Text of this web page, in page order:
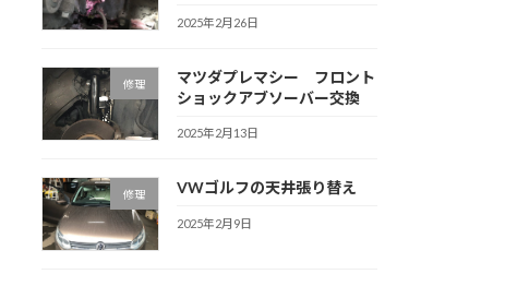
2025年2月26日
修理
マツダプレマシー フロント
ショックアブソーバー交換
2025年2月13日
修理 VWゴルフの天井張り替え
2025年2月9日